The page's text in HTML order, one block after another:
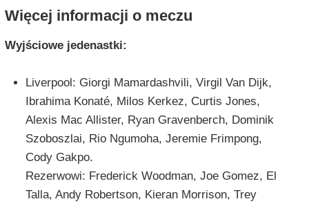
Więcej informacji o meczu
Wyjściowe jedenastki:
Liverpool: Giorgi Mamardashvili, Virgil Van Dijk,
Ibrahima Konaté, Milos Kerkez, Curtis Jones,
Alexis Mac Allister, Ryan Gravenberch, Dominik
Szoboszlai, Rio Ngumoha, Jeremie Frimpong,
Cody Gakpo.
Rezerwowi: Frederick Woodman, Joe Gomez, El
Talla, Andy Robertson, Kieran Morrison, Trey